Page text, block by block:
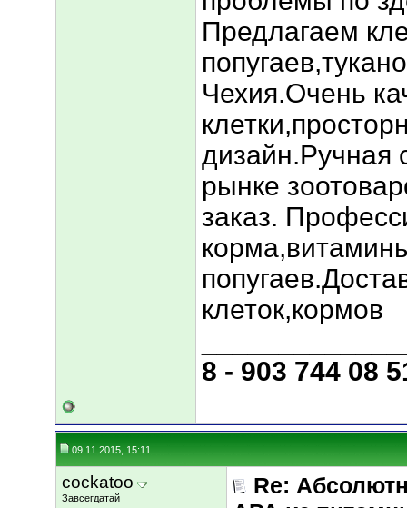
Предлагаем
Чехия.Очень
дизайн.Ручная
рынке
заказ.
клеток,кормов
8 - 903 744 08
09.11.2015, 15:11
cockatoo
Завсегдатай
Re: